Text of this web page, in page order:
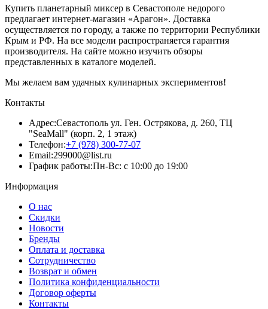
Купить планетарный миксер в Севастополе недорого
предлагает интернет-магазин «Арагон». Доставка
осуществляется по городу, а также по территории Республики
Крым и РФ. На все модели распространяется гарантия
производителя. На сайте можно изучить обзоры
представленных в каталоге моделей.
Мы желаем вам удачных кулинарных экспериментов!
Контакты
Адрес:Севастополь ул. Ген. Острякова, д. 260, ТЦ
"SeaMall" (корп. 2, 1 этаж)
Телефон:+7 (978) 300-77-07
Email:299000@list.ru
График работы:Пн-Вс: с 10:00 до 19:00
Информация
О нас
Скидки
Новости
Бренды
Оплата и доставка
Сотрудничество
Возврат и обмен
Политика конфиденциальности
Договор оферты
Контакты